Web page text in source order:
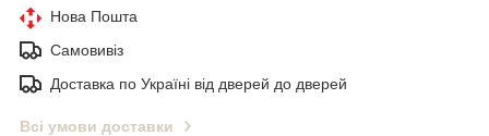
Нова Пошта
Самовивіз
Доставка по Україні від дверей до дверей
Всі умови доставки